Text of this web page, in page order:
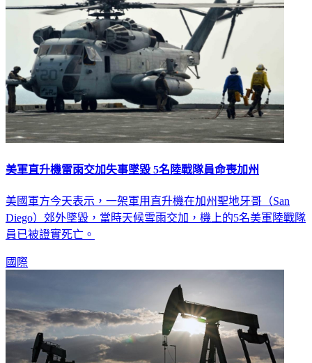
美軍直升機雷雨交加失事墜毀 5名陸戰隊員命喪加州
美國軍方今天表示，一架軍用直升機在加州聖地牙哥（San
Diego）郊外墜毀，當時天候雪雨交加，機上的5名美軍陸戰隊
員已被證實死亡。
國際